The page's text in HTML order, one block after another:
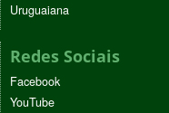
Uruguaiana
Redes Sociais
Facebook
YouTube